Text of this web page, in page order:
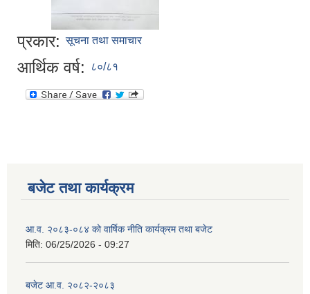
प्रकार: सूचना तथा समाचार
आर्थिक वर्ष: ८०/८१
बजेट तथा कार्यक्रम
आ.व. २०८३-०८४ को वार्षिक नीति कार्यक्रम तथा बजेट
मिति: 06/25/2026 - 09:27
बजेट आ.व. २०८२-२०८३